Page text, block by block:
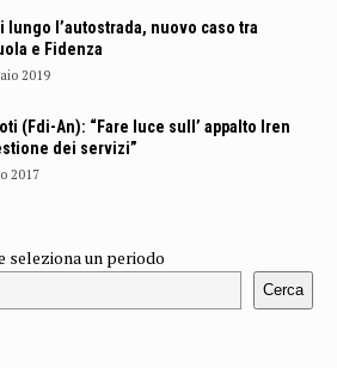
lungo l’autostrada, nuovo caso tra
e Fidenza
2019
(Fdi-An): “Fare luce sull’ appalto Iren
dei servizi”
2017
seleziona un periodo
Cerca